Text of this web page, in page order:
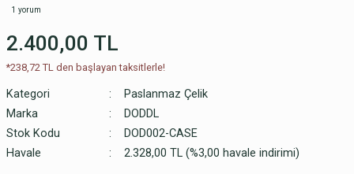
1 yorum
2.400,00 TL
*238,72 TL den başlayan taksitlerle!
Kategori
Paslanmaz Çelik
Marka
DODDL
Stok Kodu
DOD002-CASE
Havale
2.328,00 TL (%3,00 havale indirimi)